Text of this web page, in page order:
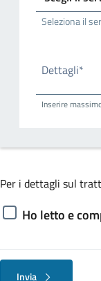
Seleziona il
Dettagli*
Inserire
Per i dettagli sul
Ho letto e
Invia